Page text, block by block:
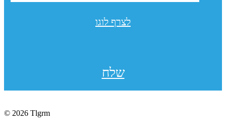
לצרף לוגו
שלח
© 2026 Tlgrm